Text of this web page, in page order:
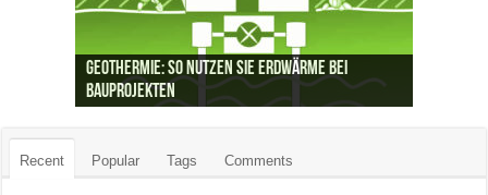
Geothermie: So nutzen Sie Erdwärme bei
Bauprojekten
Recent Popular Tags Comments